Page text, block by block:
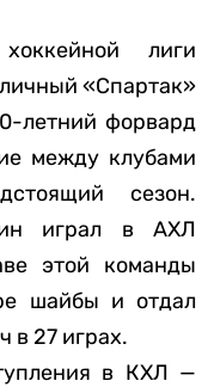
лиги
«Спартак»
летний форвард
между клубами
сезон.
играл в АХЛ
этой команды
шайбы и отдал
в 27 играх.
в КХЛ —